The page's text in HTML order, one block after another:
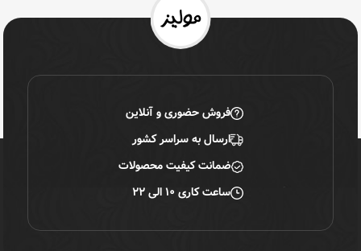
فروش حضوری و آنلاین
ارسال به سراسر کشور
ضمانت کیفیت محصولات
ساعت کاری ۱۰ الی ۲۲